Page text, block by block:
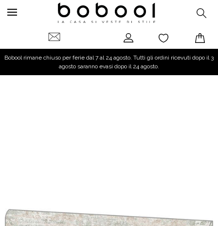
Bobool rimane chiuso per ferie dal 7 al 24 agosto. Tutti gli ordini ricevuti dopo il 3
agosto saranno evasi dopo il 24 agosto.